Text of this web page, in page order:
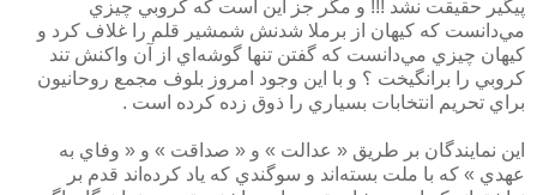
پيگير حقيقت نشد !!! و مگر جز اين است كه كروبي چيزي
مي‌دانست كه كيهان از برملا شدنش شمشير قلم را غلاف كرد و
كيهان چيزي مي‌دانست كه گفتن تنها گوشه‌اي از آن واكنش تند
كروبي را برانگيخت ؟ و با اين وجود امروز بلوف مجمع روحانيون
براي تحريم انتخابات بسياري را ذوق زده كرده است .
اين نمايندگان بر طريق « عدالت » و « صداقت » و « وفاي به
عهدي » كه با ملت بسته‌اند و سوگندي كه ياد كرده‌اند قدم بر